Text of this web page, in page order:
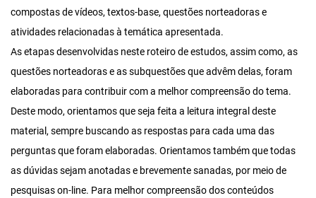
compostas de vídeos, textos-base, questões norteadoras e
atividades relacionadas à temática apresentada.
As etapas desenvolvidas neste roteiro de estudos, assim como, as
questões norteadoras e as subquestões que advêm delas, foram
elaboradas para contribuir com a melhor compreensão do tema.
Deste modo, orientamos que seja feita a leitura integral deste
material, sempre buscando as respostas para cada uma das
perguntas que foram elaboradas. Orientamos também que todas
as dúvidas sejam anotadas e brevemente sanadas, por meio de
pesquisas on-line. Para melhor compreensão dos conteúdos